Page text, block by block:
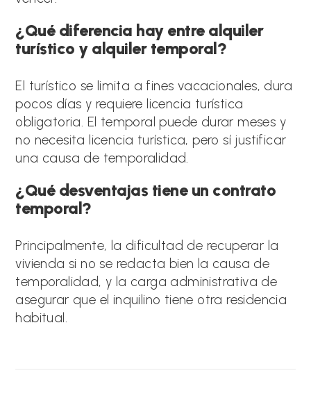
¿Qué diferencia hay entre alquiler
turístico y alquiler temporal?
El turístico se limita a fines vacacionales, dura
pocos días y requiere licencia turística
obligatoria. El temporal puede durar meses y
no necesita licencia turística, pero sí justificar
una causa de temporalidad.
¿Qué desventajas tiene un contrato
temporal?
Principalmente, la dificultad de recuperar la
vivienda si no se redacta bien la causa de
temporalidad, y la carga administrativa de
asegurar que el inquilino tiene otra residencia
habitual.